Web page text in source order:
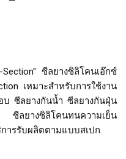
ซีลยางซิลิโคนเอ๊กซ์
เหมาะสำหรับการใช้งาน
บ ซีลยางกันน้ำ ซีลยางกันฝุ่น
ลยางซิลิโคนทนความเย็น
ารรับผลิตตามแบบสเปก.